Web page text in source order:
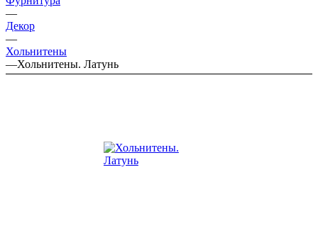
—
Декор
—
Хольнитены
—Хольнитены. Латунь